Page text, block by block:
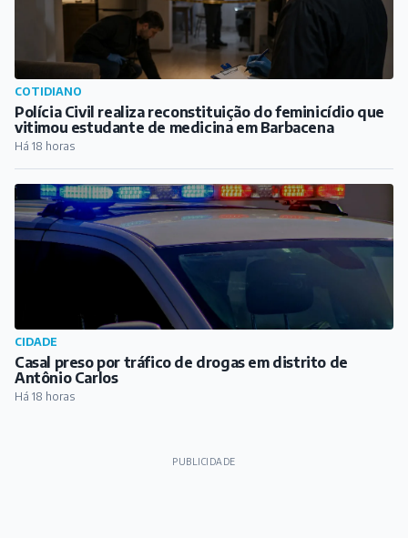
CIDADE
Casal preso por tráfico de drogas em distrito de
Antônio Carlos
Há 18 horas